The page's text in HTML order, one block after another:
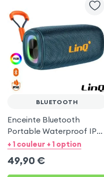
BLUETOOTH
Enceinte Bluetooth
Portable Waterproof IPX6
avec LED Multicolore -
+ 1 couleur + 1 option
49,90 €